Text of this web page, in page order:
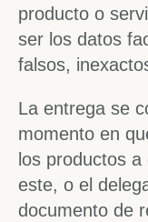
producto o
ser los datos
falsos,
La entrega se
momento en
los productos
este, o el
documento de